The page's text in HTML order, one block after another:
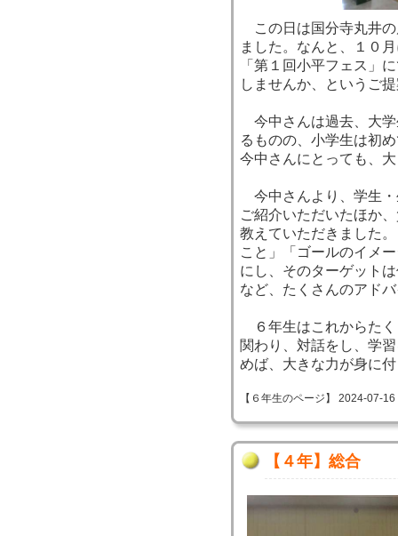
この日は国分寺丸井の
ました。なんと、１０
「第１回小平フェス」
しませんか、というご
今中さんは過去、大学
るものの、小学生は初
今中さんにとっても、
今中さんより、学生・
ご紹介いただいたほか
教えていただきました
こと」「ゴールのイメ
にし、そのターゲット
など、たくさんのアド
６年生はこれからたく
関わり、対話をし、学
めば、大きな力が身に
【６年生のページ】 2024-07-
【４年】総合